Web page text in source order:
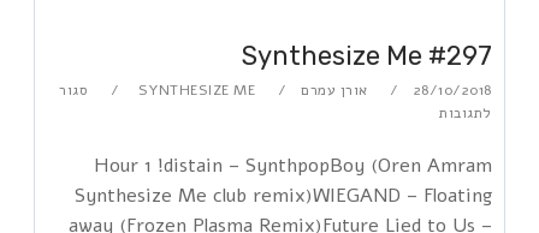
Synthesize Me #297
28/10/2018 אורן עמרם SYNTHESIZE ME
סגור
לתגובות
Hour 1 !distain – SynthpopBoy (Oren Amram
Synthesize Me club remix)WIEGAND – Floating
away (Frozen Plasma Remix)Future Lied to Us –